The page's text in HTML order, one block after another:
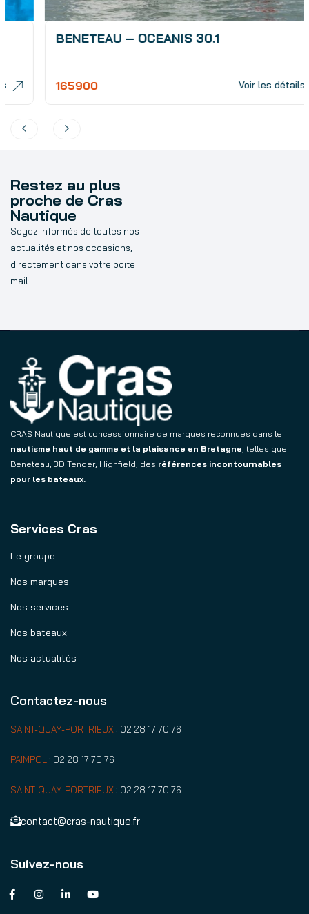
BENETEAU – OCEANIS 30.1
165900 Voir les détails
Restez au plus
proche de Cras
Nautique
Soyez informés de toutes nos
actualités et nos occasions,
directement dans votre boite
mail.
CRAS Nautique est concessionnaire de marques reconnues dans le
nautisme haut de gamme et la plaisance en Bretagne , telles que
Beneteau, 3D Tender, Highfield, des références incontournables
pour les bateaux.
Services Cras
Le groupe
Nos marques
Nos services
Nos bateaux
Nos actualités
Contactez-nous
SAINT-QUAY-PORTRIEUX : 02 28 17 70 76
PAIMPOL : 02 28 17 70 76
SAINT-QUAY-PORTRIEUX : 02 28 17 70 76
contact@cras-nautique.fr
Suivez-nous